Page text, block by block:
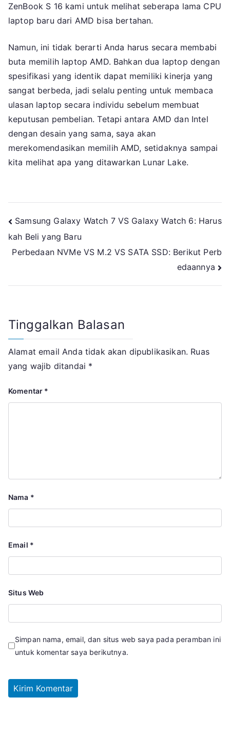
ZenBook S 16 kami untuk melihat seberapa lama CPU
laptop baru dari AMD bisa bertahan.
Namun, ini tidak berarti Anda harus secara membabi
buta memilih laptop AMD. Bahkan dua laptop dengan
spesifikasi yang identik dapat memiliki kinerja yang
sangat berbeda, jadi selalu penting untuk membaca
ulasan laptop secara individu sebelum membuat
keputusan pembelian. Tetapi antara AMD dan Intel
dengan desain yang sama, saya akan
merekomendasikan memilih AMD, setidaknya sampai
kita melihat apa yang ditawarkan Lunar Lake.
Navigasi
pos
Samsung Galaxy Watch 7 VS Galaxy Watch 6: Harus
kah Beli yang Baru
Perbedaan NVMe VS M.2 VS SATA SSD: Berikut Perb
edaannya
Tinggalkan Balasan
Alamat email Anda tidak akan dipublikasikan. Ruas
yang wajib ditandai *
Komentar *
Nama *
Email *
Situs Web
Simpan nama, email, dan situs web saya pada peramban ini
untuk komentar saya berikutnya.